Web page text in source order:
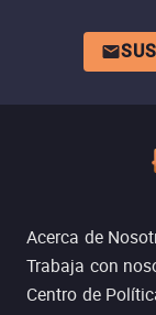
Acerca de
Trabaja con
Centro de